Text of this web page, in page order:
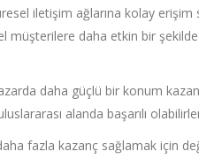
iletişim ağlarına kolay erişim
daha etkin bir
daha güçlü bir konum
alanda başarılı
fazla kazanç sağlamak için